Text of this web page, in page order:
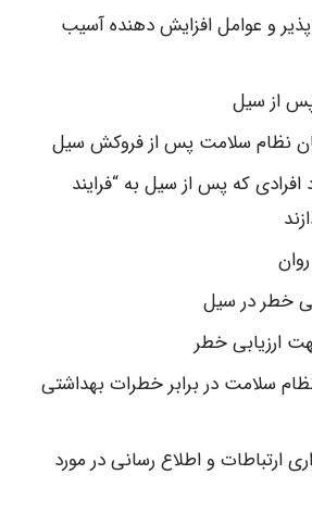
و عوامل افزایش دهنده آسیب
از سیل
نظام سلامت پس از فروکش سیل
که پس از سیل به “فرایند
خطر در سیل
ارزیابی خطر
سلامت در برابر خطرات بهداشتی
ارتباطات و اطلاع رسانی در مورد